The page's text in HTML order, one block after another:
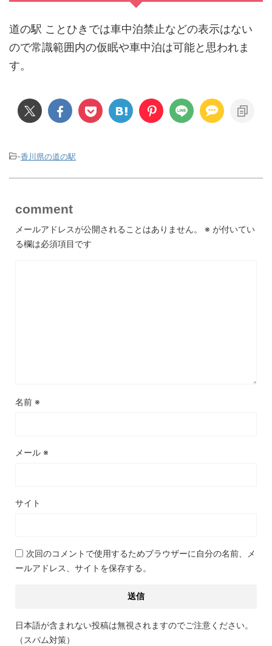
道の駅 ことひきでは車中泊禁止などの表示はない
ので常識範囲内の仮眠や車中泊は可能と思われま
す。
-香川県の道の駅
comment
メールアドレスが公開されることはありません。 ※ が付いてい
る欄は必須項目です
名前 ※
メール ※
サイト
次回のコメントで使用するためブラウザーに自分の名前、メ
ールアドレス、サイトを保存する。
日本語が含まれない投稿は無視されますのでご注意ください。
（スパム対策）